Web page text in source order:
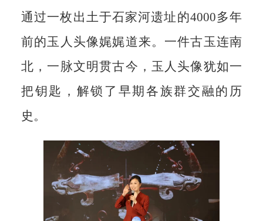
通过一枚出土于石家河遗址的4000多年
前的玉人头像娓娓道来。一件古玉连南
北，一脉文明贯古今，玉人头像犹如一
把钥匙，解锁了早期各族群交融的历
史。